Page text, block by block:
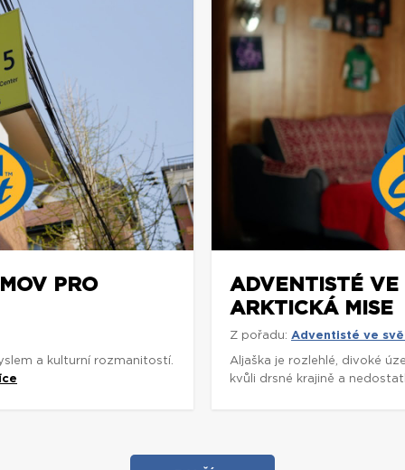
PRO
a kulturní rozmanitostí.
ADVENTISTÉ
ARKTICKÁ MISE
Z pořadu: Adventisté ve
Aljaška je rozlehlé, divoké
kvůli drsné krajině a